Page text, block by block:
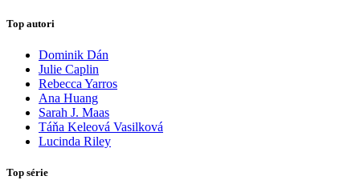
Top autori
Dominik Dán
Julie Caplin
Rebecca Yarros
Ana Huang
Sarah J. Maas
Táňa Keleová Vasilková
Lucinda Riley
Top série